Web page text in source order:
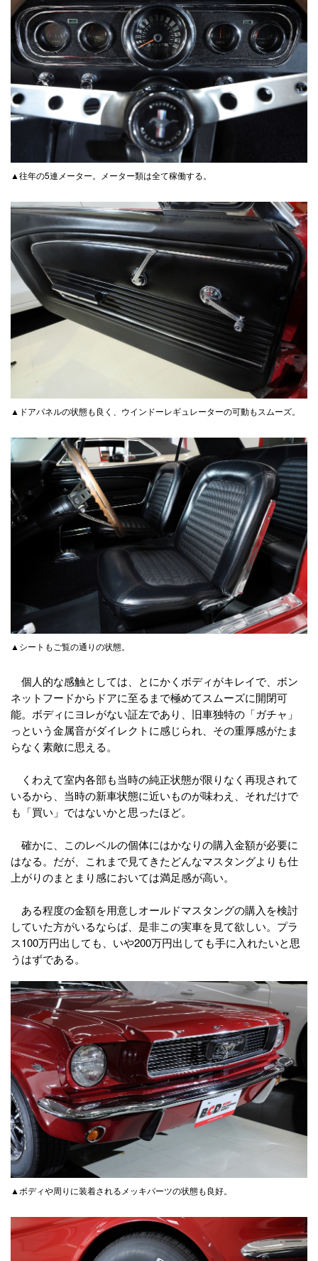
▲往年の5連メーター。メーター類は全て稼働する。
▲ドアパネルの状態も良く、ウインドーレギュレーターの可動もスムーズ。
▲シートもご覧の通りの状態。
個人的な感触としては、とにかくボディがキレイで、ボン
ネットフードからドアに至るまで極めてスムーズに開閉可
能。ボディにヨレがない証左であり、旧車独特の「ガチャ」
っという金属音がダイレクトに感じられ、その重厚感がたま
らなく素敵に思える。
くわえて室内各部も当時の純正状態が限りなく再現されて
いるから、当時の新車状態に近いものが味わえ、それだけで
も「買い」ではないかと思ったほど。
確かに、このレベルの個体にはかなりの購入金額が必要に
はなる。だが、これまで見てきたどんなマスタングよりも仕
上がりのまとまり感においては満足感が高い。
ある程度の金額を用意しオールドマスタングの購入を検討
していた方がいるならば、是非この実車を見て欲しい。プラ
ス100万円出しても、いや200万円出しても手に入れたいと思
うはずである。
▲ボディや周りに装着されるメッキパーツの状態も良好。